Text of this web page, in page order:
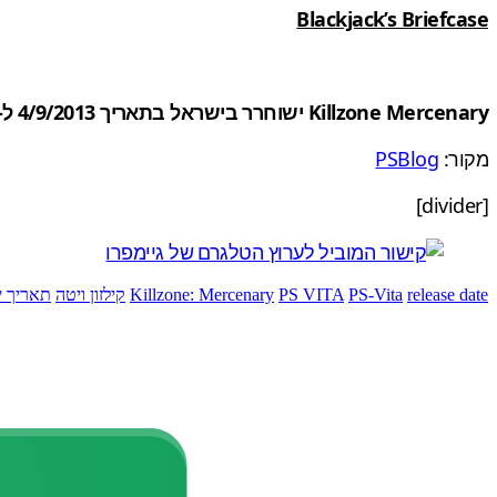
Blackjack’s Briefcase
Killzone Mercenary ישוחרר בישראל בתאריך 4/9/2013 ל-PS Vita.
מקור: PSBlog
[divider]
Killzone: Mercenary PS VITA PS-Vita release date קילזון ויטה תאריך